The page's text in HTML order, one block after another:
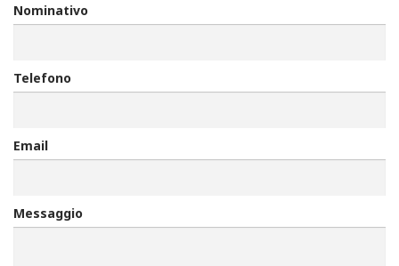
Nominativo
Telefono
Email
Messaggio